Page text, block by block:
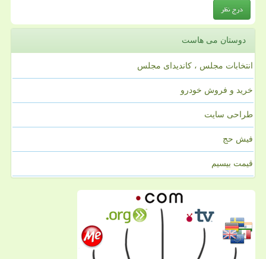
دوستان می هاست
انتخابات مجلس ، کاندیدای مجلس
خرید و فروش خودرو
طراحی سایت
فیش حج
قیمت بیسیم